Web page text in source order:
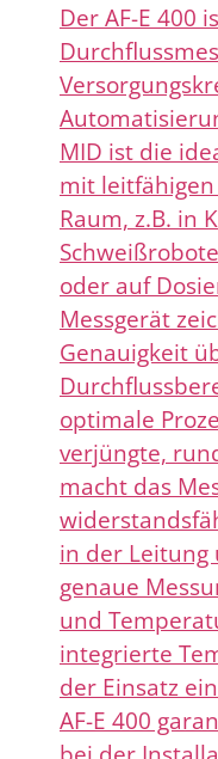
Der AF-E 400
MID ist die
mit
Raum, z.B. in
oder auf
Messgerät
Genauigkeit
optimale
verjüngte,
macht das
in der Leitung
genaue
und
integrierte
der Einsatz
AF-E 400